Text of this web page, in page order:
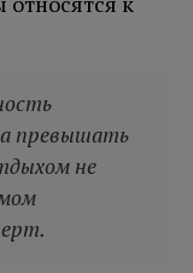
превышать
не